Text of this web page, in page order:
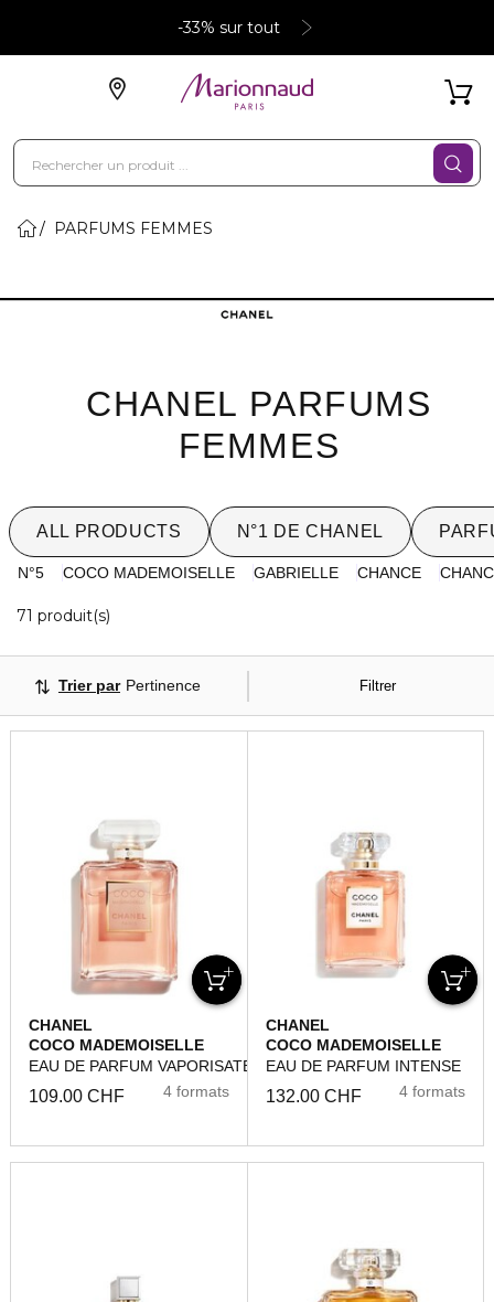
-33% sur tout
PARFUMS FEMMES
CHANEL PARFUMS
FEMMES
ALL PRODUCTS N°1 DE CHANEL
N°5 COCO MADEMOISELLE GABRIELLE CHANCE
71 produit(s)
Filtrer
Trier par Pertinence
CHANEL
COCO MADEMOISELLE
EAU DE PARFUM VAPORISATEUR
109.00 CHF 4 formats
CHANEL
COCO MADEMOISELLE
EAU DE PARFUM INTENSE
132.00 CHF 4 formats